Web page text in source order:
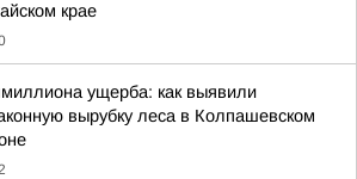
крае
ущерба: как выявили
вырубку леса в Колпашевском